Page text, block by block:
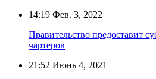
14:19 Фев. 3, 2022
Правительство предоставит
чартеров
21:52 Июнь 4, 2021